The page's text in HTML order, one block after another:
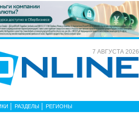
7 АВГУСТА 2026
РАЗДЕЛЫ РЕГИОНЫ